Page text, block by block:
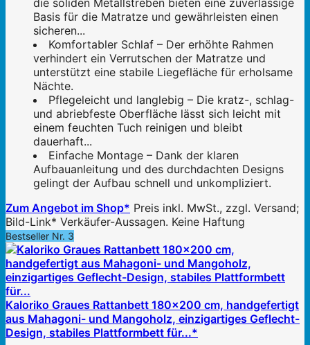
die soliden Metallstreben bieten eine zuverlässige
Basis für die Matratze und gewährleisten einen
sicheren...
Komfortabler Schlaf – Der erhöhte Rahmen
verhindert ein Verrutschen der Matratze und
unterstützt eine stabile Liegefläche für erholsame
Nächte.
Pflegeleicht und langlebig – Die kratz-, schlag-
und abriebfeste Oberfläche lässt sich leicht mit
einem feuchten Tuch reinigen und bleibt
dauerhaft...
Einfache Montage – Dank der klaren
Aufbauanleitung und des durchdachten Designs
gelingt der Aufbau schnell und unkompliziert.
Zum Angebot im Shop* Preis inkl. MwSt., zzgl. Versand;
Bild-Link* Verkäufer-Aussagen. Keine Haftung
Bestseller Nr. 3
Kaloriko Graues Rattanbett 180x200 cm, handgefertigt
aus Mahagoni- und Mangoholz, einzigartiges Geflecht-
Design, stabiles Plattformbett für...*